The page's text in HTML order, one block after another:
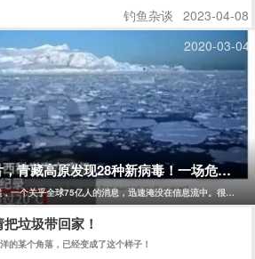
的生活方式，它是对消费主义的反抗。 图片 首先，钓鱼并不
能够享受到钓鱼的乐趣。相比于其他娱乐活动，钓鱼的成本要
多。而且，钓鱼的过程中，人们可以感受到大自然的美丽和
，可以让人们放松身心，释放压力，远离城市的喧嚣和污
更好地理解和尊重自然界的规
从而更好地保护环境和生态系统。在钓鱼的过程中，人们需
解鱼类的生态习性、饵料的选择和使用，以及天气的变化对
的影响等等。这些知识都需要在实践中逐渐掌握，而且需要
的观察和研究。通过钓鱼，人们可以更加深入地了解生态系
运作，从而更好地保护和利用自然资源。 最后，钓鱼的过程
一种反消费主义的过程。钓鱼需要耐心和毅力，需要等待和
，需要逐渐掌握技巧和经验。这些都是与现代消费主义追求
满足的心态相反的。钓鱼者需要学会等待和放慢节奏，需要
享受过程而非结果，需要学会与自然界和谐相处而非依赖人
环境和物品。这些习惯和价值观可以帮助人们摆脱消费主义
束缚，追求精神上的自由和独立。
钓鱼杂谈 2023-04-08
2020-03-04
青藏高原发现28种新病毒！一场危及75
一个关乎全球75亿人的消息，迅速淹没在信息流中。很少有
把垃圾带回家！
的某个角落，已经变成了这个样子！